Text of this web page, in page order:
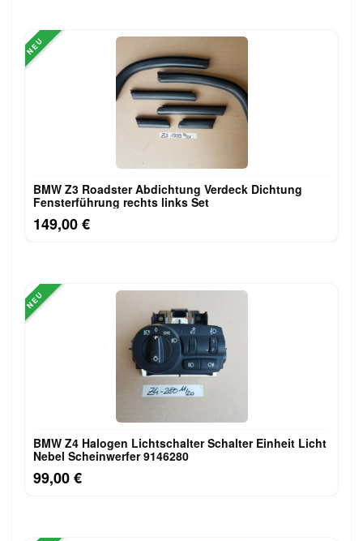
NEU
BMW Z3 Roadster Abdichtung Verdeck Dichtung
Fensterführung rechts links Set
149,00 €
NEU
BMW Z4 Halogen Lichtschalter Schalter Einheit Licht
Nebel Scheinwerfer 9146280
99,00 €